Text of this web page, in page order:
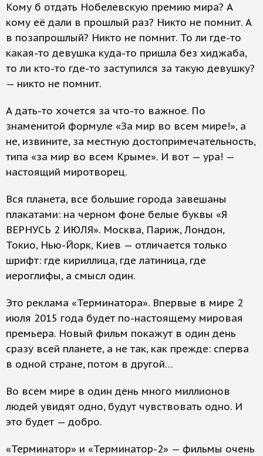
Кому б отдать Нобелевскую премию мира? А
кому её дали в прошлый раз? Никто не помнит. А
в позапрошлый? Никто не помнит. То ли где-то
какая-то девушка куда-то пришла без хиджаба,
то ли кто-то где-то заступился за такую девушку?
— никто не помнит.
А дать-то хочется за что-то важное. По
знаменитой формуле «За мир во всем мире!», а
не, извините, за местную достопримечательность,
типа «за мир во всем Крыме». И вот — ура! —
настоящий миротворец.
Вся планета, все большие города завешаны
плакатами: на черном фоне белые буквы «Я
ВЕРНУСЬ 2 ИЮЛЯ». Москва, Париж, Лондон,
Токио, Нью-Йорк, Киев — отличается только
шрифт: где кириллица, где латиница, где
иероглифы, а смысл один.
Это реклама «Терминатора». Впервые в мире 2
июля 2015 года будет по-настоящему мировая
премьера. Новый фильм покажут в один день
сразу всей планете, а не так, как прежде: сперва
в одной стране, потом в другой…
Во всем мире в один день много миллионов
людей увидят одно, будут чувствовать одно. И
это будет — добро.
«Терминатор» и «Терминатор-2» — фильмы очень